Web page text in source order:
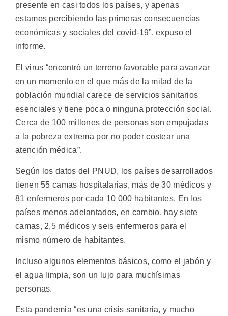
presente en casi todos los países, y apenas
estamos percibiendo las primeras consecuencias
económicas y sociales del covid-19”, expuso el
informe.
El virus “encontró un terreno favorable para avanzar
en un momento en el que más de la mitad de la
población mundial carece de servicios sanitarios
esenciales y tiene poca o ninguna protección social.
Cerca de 100 millones de personas son empujadas
a la pobreza extrema por no poder costear una
atención médica”.
Según los datos del PNUD, los países desarrollados
tienen 55 camas hospitalarias, más de 30 médicos y
81 enfermeros por cada 10 000 habitantes. En los
países menos adelantados, en cambio, hay siete
camas, 2,5 médicos y seis enfermeros para el
mismo número de habitantes.
Incluso algunos elementos básicos, como el jabón y
el agua limpia, son un lujo para muchísimas
personas.
Esta pandemia “es una crisis sanitaria, y mucho